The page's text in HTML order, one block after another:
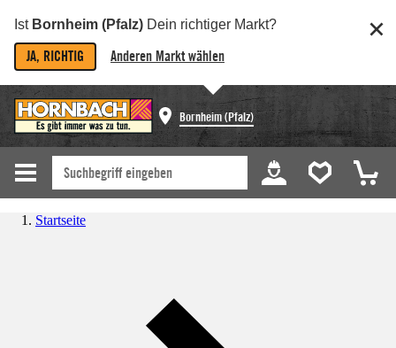
Ist Bornheim (Pfalz) Dein richtiger Markt?
JA, RICHTIG Anderen Markt wählen
Bornheim (Pfalz)
Startseite